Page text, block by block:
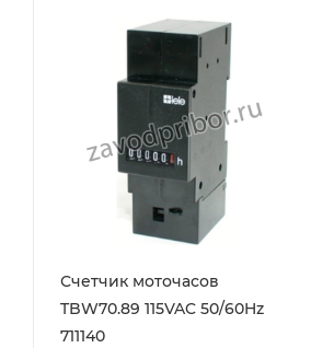
Счетчик моточасов
TBW70.89 115VAC 50/60Hz
711140